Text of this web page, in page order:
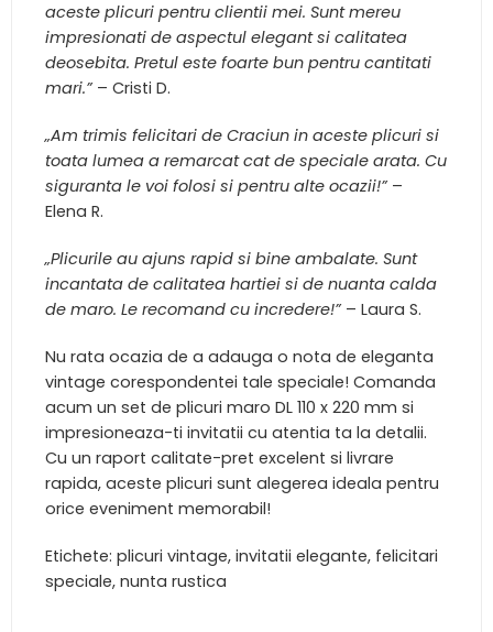
aceste plicuri pentru clientii mei. Sunt mereu
impresionati de aspectul elegant si calitatea
deosebita. Pretul este foarte bun pentru cantitati
mari.”– Cristi D.
„Am trimis felicitari de Craciun in aceste plicuri si
toata lumea a remarcat cat de speciale arata. Cu
siguranta le voi folosi si pentru alte ocazii!”–
Elena R.
„Plicurile au ajuns rapid si bine ambalate. Sunt
incantata de calitatea hartiei si de nuanta calda
de maro. Le recomand cu incredere!”– Laura S.
Nu rata ocazia de a adauga o nota de eleganta
vintage corespondentei tale speciale! Comanda
acum un set de plicuri maro DL 110 x 220 mm si
impresioneaza-ti invitatii cu atentia ta la detalii.
Cu un raport calitate-pret excelent si livrare
rapida, aceste plicuri sunt alegerea ideala pentru
orice eveniment memorabil!
Etichete: plicuri vintage, invitatii elegante, felicitari
speciale, nunta rustica